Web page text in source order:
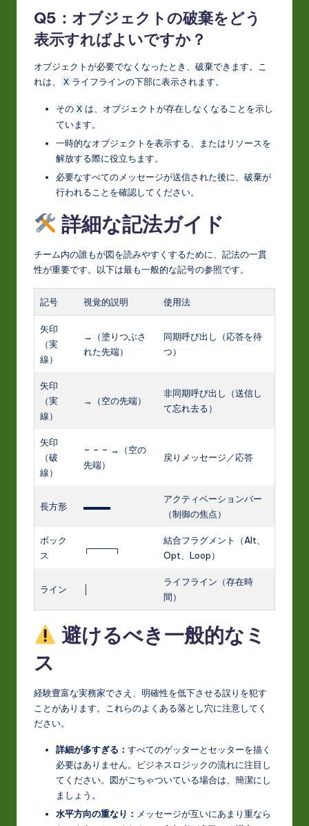
Q5：オブジェクトの破棄をどう
表示すればよいですか？
オブジェクトが必要でなくなったとき、破棄できます。こ
れは、
X ライフラインの下部に表示されます。
その X は、オブジェクトが存在しなくなることを示し
ています。
一時的なオブジェクトを表示する、またはリソースを
解放する際に役立ちます。
必要なすべてのメッセージが送信された後に、破棄が
行われることを確認してください。
詳細な記法ガイド
チーム内の誰もが図を読みやすくするために、記法の一貫
性が重要です。以下は最も一般的な記号の参照です。
記号 視覚的説明 使用法
矢印
（実
線）
→（塗りつぶさ
れた先端）
同期呼び出し（応答を待
つ）
矢印
（実
線）
→（空の先端）
非同期呼び出し（送信し
て忘れ去る）
矢印
（破
線）
– – – →（空の
先端）
戻りメッセージ／応答
長方形 ▬▬▬
アクティベーションバー
（制御の焦点）
ボック
ス
┌────┐
結合フラグメント（Alt、
Opt、Loop）
ライン
ライフライン（存在時
間）
避けるべき一般的なミ
ス
経験豊富な実務家でさえ、明確性を低下させる誤りを犯す
ことがあります。これらのよくある落とし穴に注意してく
ださい。
詳細が多すぎる： すべてのゲッターとセッターを描く
必要はありません。ビジネスロジックの流れに注目し
てください。図がごちゃついている場合は、簡潔にし
ましょう。
水平方向の重なり： メッセージが互いにあまり重なら